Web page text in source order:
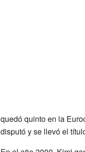
quedó quinto en la
disputó y se llevó el